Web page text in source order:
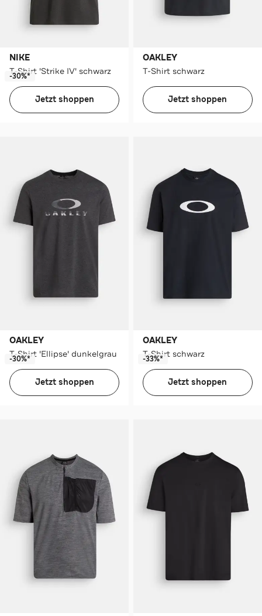
NIKE
T-Shirt 'Strike IV' schwarz
-30%*
Jetzt shoppen
OAKLEY
T-Shirt schwarz
Jetzt shoppen
OAKLEY
T-Shirt 'Ellipse' dunkelgrau
-30%*
Jetzt shoppen
OAKLEY
T-Shirt schwarz
-33%*
Jetzt shoppen